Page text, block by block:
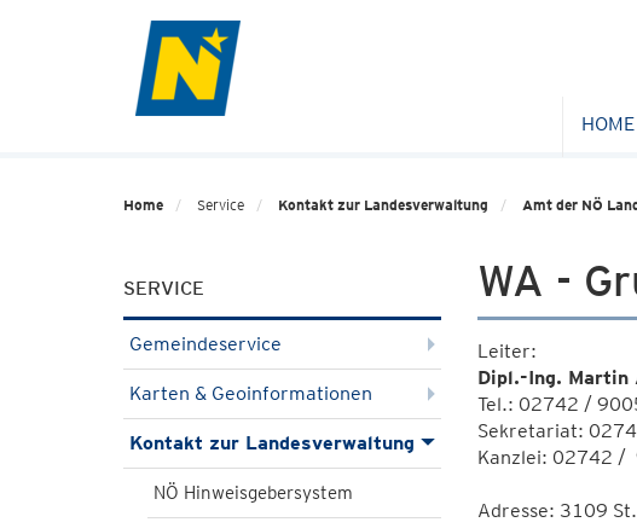
HOME
Home Service Kontakt zur Landesverwaltung Amt der NÖ
SERVICE
Gemeindeservice
Karten & Geoinformationen
Kontakt zur Landesverwaltung
NÖ Hinweisgebersystem
WA -
Leiter:
Dipl.-Ing. Martin
Tel.: 02742 /
Sekretariat:
Kanzlei: 02742 /
Adresse: 3109